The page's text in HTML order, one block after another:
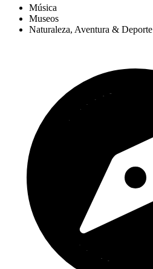
Música
Museos
Naturaleza, Aventura & Deporte